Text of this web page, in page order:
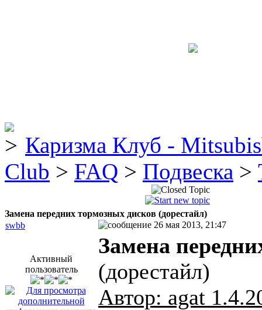
Каризма Клуб -
Club > FAQ > Подвеска >
Замена передних тормозных дисков (дорестайл)
swbb
26 мая 2013, 21:47
Активный
пользователь
Замена
(дорестайл)
Автор: agat